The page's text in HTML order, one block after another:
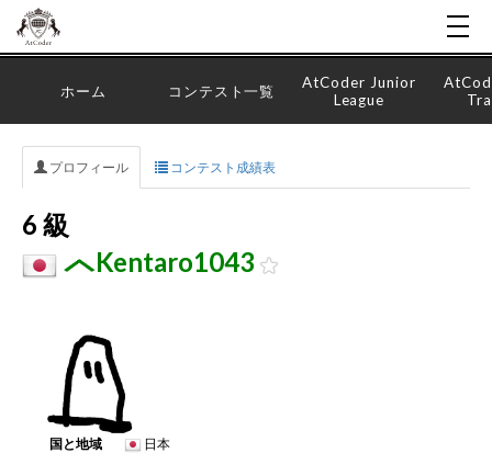
ホーム コンテスト一覧
AtCoder Junior
League
プロフィール コンテスト成績表
6 級
Kentaro1043
国と地域
日本